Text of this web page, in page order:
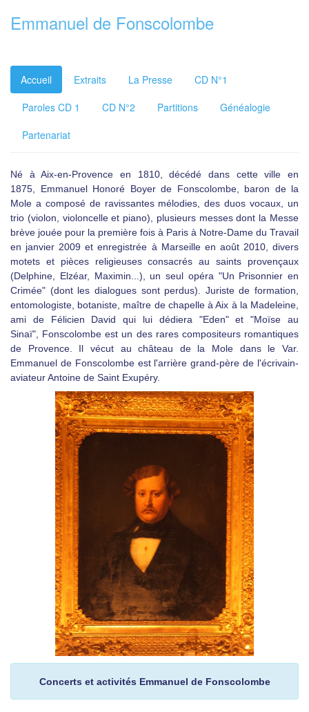
Emmanuel de Fonscolombe
Accueil Extraits La Presse
CD N°1
Paroles CD 1
CD N°2 Partitions
Généalogie
Partenariat
Né à Aix-en-Provence en 1810, décédé dans cette ville en
1875, Emmanuel Honoré Boyer de Fonscolombe, baron de la
Mole a composé de ravissantes mélodies, des duos vocaux, un
trio (violon, violoncelle et piano), plusieurs messes dont la Messe
brève jouée pour la première fois à Paris à Notre-Dame du Travail
en janvier 2009 et enregistrée à Marseille en août 2010, divers
motets et pièces religieuses consacrés au saints provençaux
(Delphine, Elzéar, Maximin...), un seul opéra "Un Prisonnier en
Crimée" (dont les dialogues sont perdus). Juriste de formation,
entomologiste, botaniste, maître de chapelle à Aix à la Madeleine,
ami de Félicien David qui lui dédiera "Eden" et "Moïse au
Sinaï", Fonscolombe est un des rares compositeurs romantiques
de Provence. Il vécut au château de la Mole dans le Var.
Emmanuel de Fonscolombe est l'arrière grand-père de l'écrivain-
aviateur Antoine de Saint Exupéry.
Concerts et activités Emmanuel de Fonscolombe